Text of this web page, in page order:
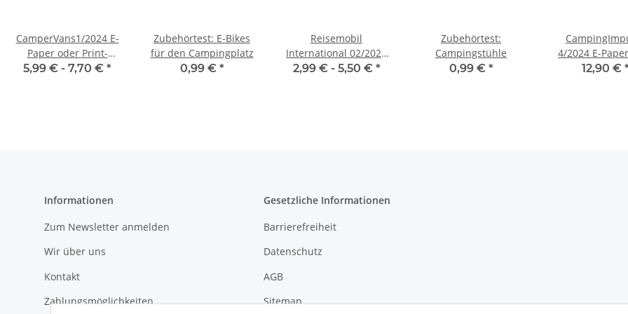
CamperVans1/2024 E-
Paper oder Print-
Ausgabe
5,99 € - 7,70 € *
Zubehörtest: E-Bikes
für den Campingplatz
0,99 € *
Reisemobil
International 02/2023
E-Paper oder Print-
2,99 € - 5,50 € *
Zubehörtest:
Campingstühle
0,99 € *
4/2024 E-
Print-
12,90 €
Informationen
Zum Newsletter anmelden
Wir über uns
Kontakt
Zahlungsmöglichkeiten
Gesetzliche Informationen
Barrierefreiheit
Datenschutz
AGB
Sitemap